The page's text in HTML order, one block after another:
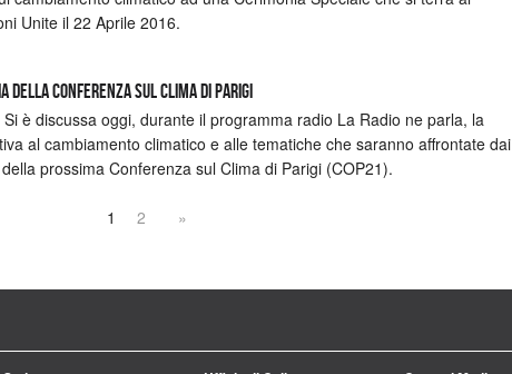
Unite il 22 Aprile 2016.
DELLA CONFERENZA SUL CLIMA DI PARIGI
è discussa oggi, durante il programma radio La Radio ne parla, la
al cambiamento climatico e alle tematiche che saranno affrontate dai
prossima Conferenza sul Clima di Parigi (COP21).
1 2 »